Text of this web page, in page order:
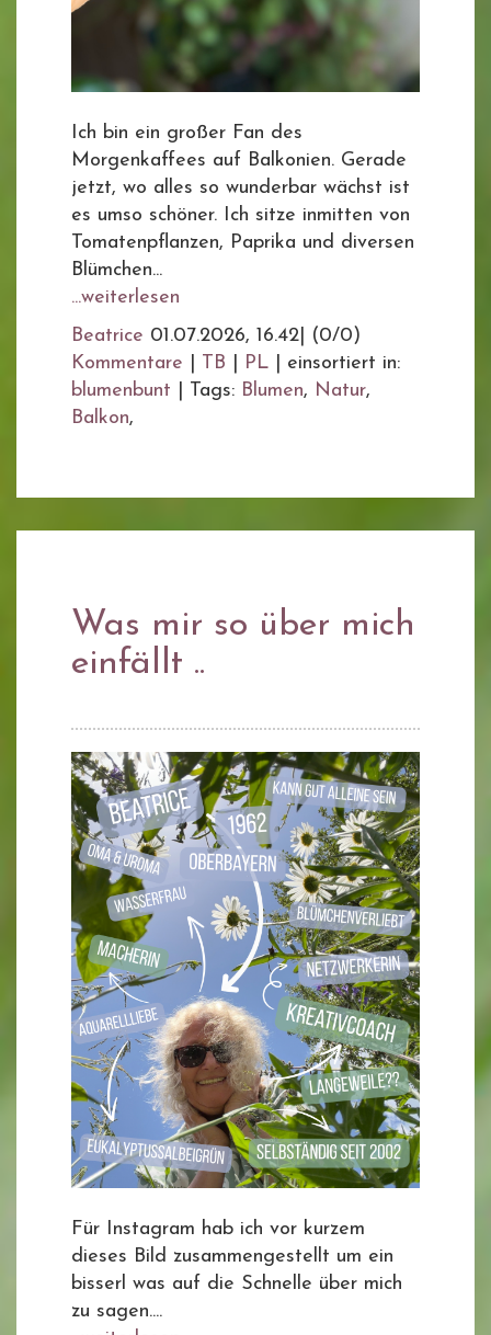
Ich bin ein großer Fan des
Morgenkaffees auf Balkonien. Gerade
jetzt, wo alles so wunderbar wächst ist
es umso schöner. Ich sitze inmitten von
Tomatenpflanzen, Paprika und diversen
Blümchen...
...weiterlesen
Beatrice 01.07.2026, 16.42
(0/0)
Kommentare
TB PL
einsortiert in:
blumenbunt
Tags: Blumen, Natur,
Balkon,
Was mir so über mich
einfällt ..
Für Instagram hab ich vor kurzem
dieses Bild zusammengestellt um ein
bisserl was auf die Schnelle über mich
zu sagen....